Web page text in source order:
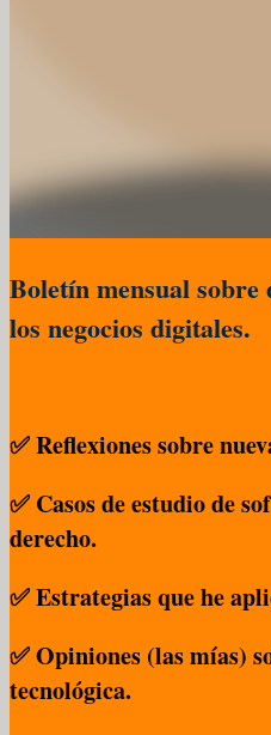
Boletín mensual sobre
los negocios digitales.
✅ Reflexiones sobre
✅ Casos de estudio de
derecho.
✅ Estrategias que he
✅ Opiniones (las mías)
tecnológica.